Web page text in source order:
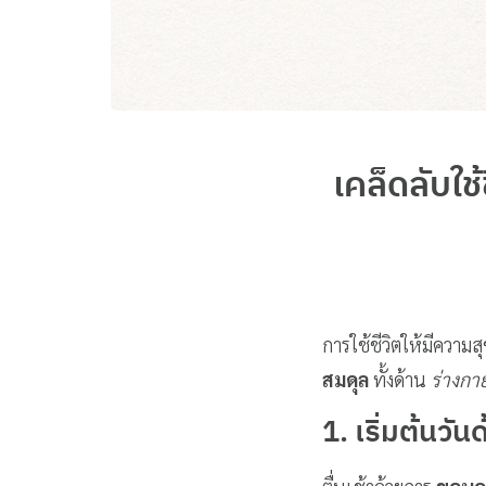
เคล็ดลับ
การใช้ชีวิตให้มีความ
สมดุลทั้งด้าน ร่างกา
1. เริ่มต้นวัน